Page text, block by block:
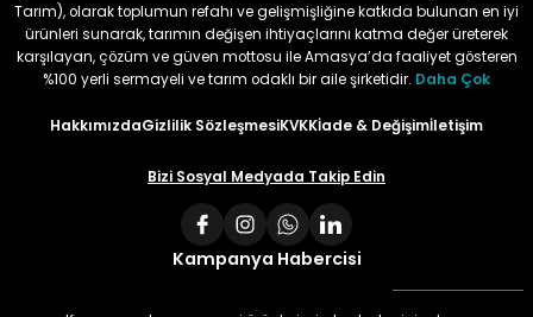
Tarım), olarak toplumun refahı ve gelişmişliğine katkıda bulunan en iyi
ürünleri sunarak, tarımın değişen ihtiyaçlarını katma değer üreterek
karşılayan, çözüm ve güven mottosu ile Amasya’da faaliyet gösteren
%100 yerli sermayeli ve tarım odaklı bir aile şirketidir. Daha Çok
HakkımızdaGizlilik SözleşmesiKVKKİade & Değişimİletişim
Bizi Sosyal Medyada Takip Edin
Kampanya Habercisi